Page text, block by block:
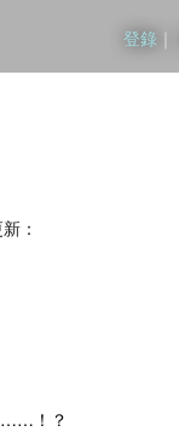
登錄 ｜
：
……！？